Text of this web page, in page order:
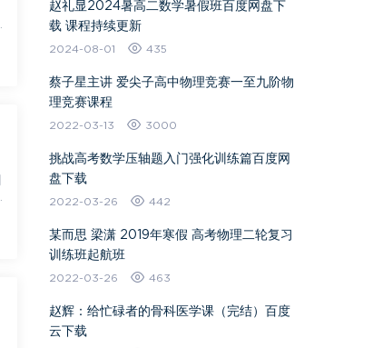
赵礼显2024暑高二数学暑假班百度网盘下
载 课程持续更新
2024-08-01 435
蔡子星主讲 爱尖子高中物理竞赛一至九阶物
理竞赛课程
2022-03-13 3000
挑战高考数学压轴题入门强化训练篇百度网
盘下载
2022-03-26 442
某而思 梁潇 2019年寒假 高考物理二轮复习
训练班起航班
2022-03-26 463
赵辉：给忙碌者的骨科医学课（完结）百度
云下载